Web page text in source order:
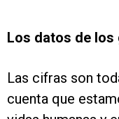
Los datos de
Las cifras son
cuenta que